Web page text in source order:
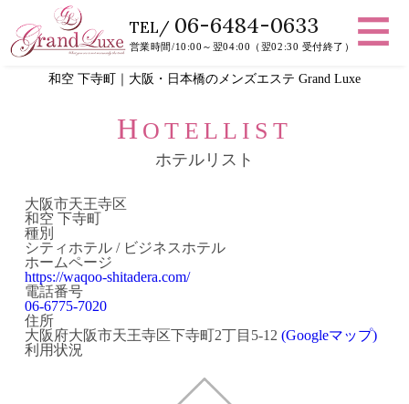
TEL/ 06-6484-0633
営業時間/10:00～翌04:00（翌02:30 受付終了）
和空 下寺町｜大阪・日本橋のメンズエステ Grand Luxe
H OTELLIST
ホテルリスト
大阪市天王寺区
和空 下寺町
種別
シティホテル / ビジネスホテル
ホームページ
https://waqoo-shitadera.com/
電話番号
06-6775-7020
住所
大阪府大阪市天王寺区下寺町2丁目5-12 (Googleマップ)
利用状況